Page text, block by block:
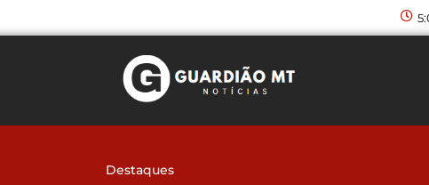
Destaques